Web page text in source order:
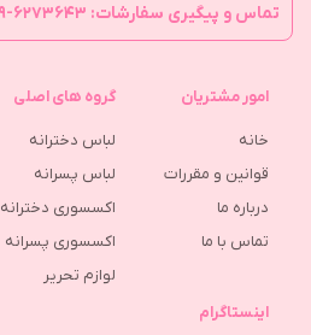
تماس و پیگیری سفارشات: ۶۲۷۳۶۴۳-۰۹۱۹
امور مشتریان
خانه
قوانین و مقررات
درباره ما
تماس با ما
گروه های اصلی
لباس دخترانه
لباس پسرانه
اکسسوری دخترانه
اکسسوری پسرانه
لوازم تحریر
اینستاگرام